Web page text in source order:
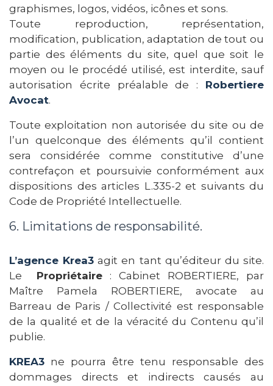
graphismes, logos, vidéos, icônes et sons.
Toute reproduction, représentation,
modification, publication, adaptation de tout ou
partie des éléments du site, quel que soit le
moyen ou le procédé utilisé, est interdite, sauf
autorisation écrite préalable de : Robertiere
Avocat.
Toute exploitation non autorisée du site ou de
l’un quelconque des éléments qu’il contient
sera considérée comme constitutive d’une
contrefaçon et poursuivie conformément aux
dispositions des articles L.335-2 et suivants du
Code de Propriété Intellectuelle.
6. Limitations de responsabilité.
L’agence Krea3 agit en tant qu’éditeur du site.
Le Propriétaire : Cabinet ROBERTIERE, par
Maître Pamela ROBERTIERE, avocate au
Barreau de Paris / Collectivité est responsable
de la qualité et de la véracité du Contenu qu’il
publie.
KREA3 ne pourra être tenu responsable des
dommages directs et indirects causés au